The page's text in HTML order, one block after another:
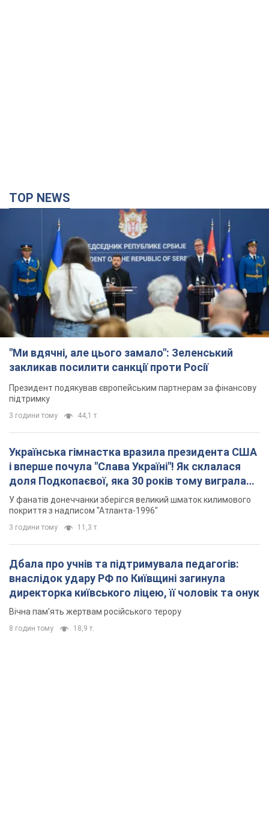
TOP NEWS
"Ми вдячні, але цього замало": Зеленський
закликав посилити санкції проти Росії
Президент подякував європейським партнерам за фінансову
підтримку
3 години тому 44,1 т.
Українська гімнастка вразила президента США
і вперше почула "Слава Україні"! Як склалася
доля Подкопаєвої, яка 30 років тому виграла
"золото" Олімпіади
У фанатів донеччанки зберігся великий шматок килимового
покриття з надписом "Атланта-1996"
3 години тому 11,3 т.
Дбала про учнів та підтримувала педагогів:
внаслідок удару РФ по Київщині загинула
директорка київського ліцею, її чоловік та онук
Вічна пам'ять жертвам російського терору
8 годин тому 18,9 т.